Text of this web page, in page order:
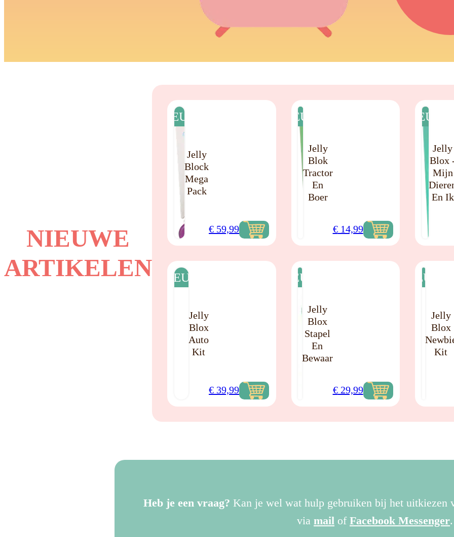
NIEUWE
ARTIKELEN
NIEUW
Jelly
Block
Mega
Pack
€ 59,99
NIEUW
Jelly
Blok
Tractor
En
Boer
€14,99
NIEUW
Jelly
Blox
Mijn
En Ik
NIEUW
Jelly
Blox
Auto
Kit
€ 39,99
NIEUW
Jelly
Blox
Stapel
En
Bewaar
€29,99
NIEUW
Jelly
Blox
Kit
Heb je een vraag? Kan je wel wat hulp gebruiken bij het uitkiezen
via mail of Facebook Messenger